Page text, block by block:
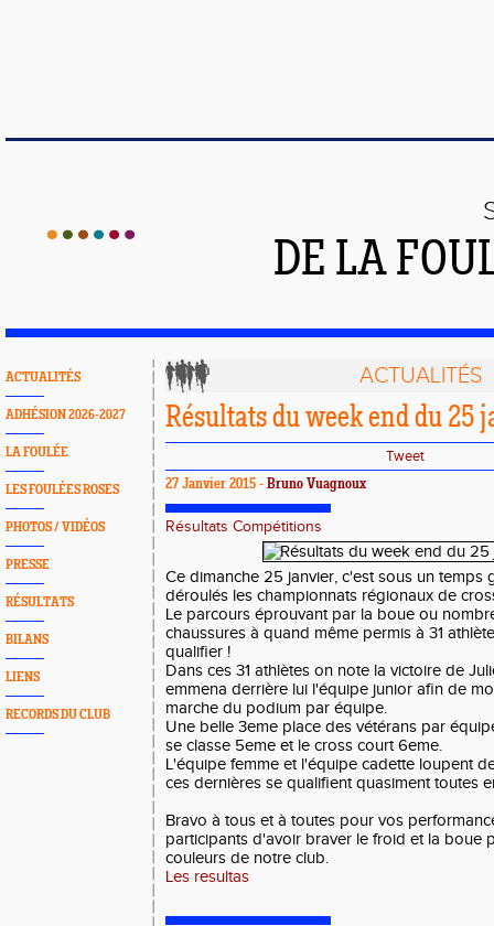
DE LA
ACTUALITÉS
ADHÉSION 2026-2027
LA FOULÉE
LES FOULÉES ROSES
PHOTOS / VIDÉOS
PRESSE
RÉSULTATS
BILANS
LIENS
RECORDS DU CLUB
ACTUALITÉS
Résultats du week end du 25
Tweet
27 Janvier 2015 - Bruno Vuagnoux
Résultats Compétitions
Ce dimanche 25 janvier, c'est sous un temps
déroulés les championnats régionaux de
Le parcours éprouvant par la boue ou
chaussures à quand même permis à 31
qualifier !
Dans ces 31 athlètes on note la victoire de
emmena derrière lui l'équipe junior afin de
marche du podium par équipe.
Une belle 3eme place des vétérans par
se classe 5eme et le cross court 6eme.
L'équipe femme et l'équipe cadette loupent
ces dernières se qualifient quasiment toutes
Bravo à tous et à toutes pour vos
participants d'avoir braver le froid et la boue
couleurs de notre club.
Les resultas